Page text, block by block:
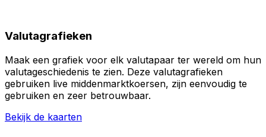
Valutagrafieken
Maak een grafiek voor elk valutapaar ter wereld om hun
valutageschiedenis te zien. Deze valutagrafieken
gebruiken live middenmarktkoersen, zijn eenvoudig te
gebruiken en zeer betrouwbaar.
Bekijk de kaarten